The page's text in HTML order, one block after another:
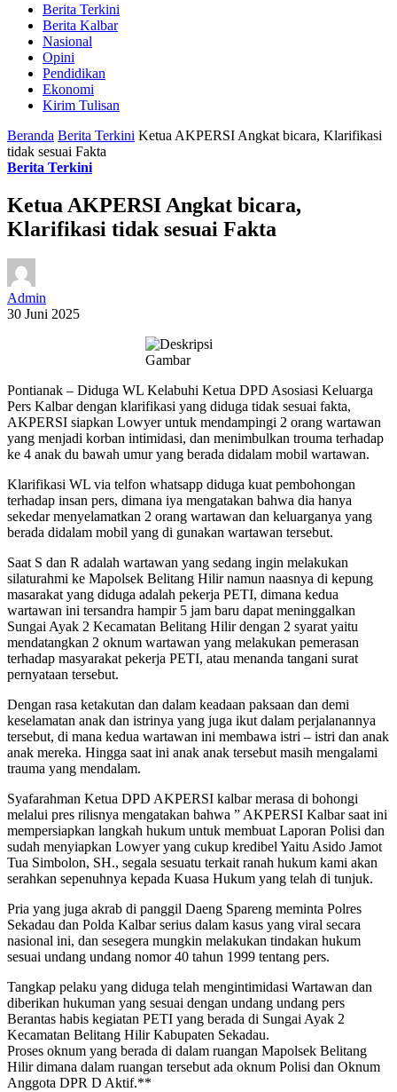
Berita Terkini
Berita Kalbar
Nasional
Opini
Pendidikan
Ekonomi
Kirim Tulisan
Beranda Berita Terkini Ketua AKPERSI Angkat bicara, Klarifikasi
tidak sesuai Fakta
Berita Terkini
Ketua AKPERSI Angkat bicara,
Klarifikasi tidak sesuai Fakta
Admin
30 Juni 2025
Pontianak – Diduga WL Kelabuhi Ketua DPD Asosiasi Keluarga
Pers Kalbar dengan klarifikasi yang diduga tidak sesuai fakta,
AKPERSI siapkan Lowyer untuk mendampingi 2 orang wartawan
yang menjadi korban intimidasi, dan menimbulkan trouma terhadap
ke 4 anak du bawah umur yang berada didalam mobil wartawan.
Klarifikasi WL via telfon whatsapp diduga kuat pembohongan
terhadap insan pers, dimana iya mengatakan bahwa dia hanya
sekedar menyelamatkan 2 orang wartawan dan keluarganya yang
berada didalam mobil yang di gunakan wartawan tersebut.
Saat S dan R adalah wartawan yang sedang ingin melakukan
silaturahmi ke Mapolsek Belitang Hilir namun naasnya di kepung
masarakat yang diduga adalah pekerja PETI, dimana kedua
wartawan ini tersandra hampir 5 jam baru dapat meninggalkan
Sungai Ayak 2 Kecamatan Belitang Hilir dengan 2 syarat yaitu
mendatangkan 2 oknum wartawan yang melakukan pemerasan
terhadap masyarakat pekerja PETI, atau menanda tangani surat
pernyataan tersebut.
Dengan rasa ketakutan dan dalam keadaan paksaan dan demi
keselamatan anak dan istrinya yang juga ikut dalam perjalanannya
tersebut, di mana kedua wartawan ini membawa istri – istri dan anak
anak mereka. Hingga saat ini anak anak tersebut masih mengalami
trauma yang mendalam.
Syafarahman Ketua DPD AKPERSI kalbar merasa di bohongi
melalui pres rilisnya mengatakan bahwa ” AKPERSI Kalbar saat ini
mempersiapkan langkah hukum untuk membuat Laporan Polisi dan
sudah menyiapkan Lowyer yang cukup kredibel Yaitu Asido Jamot
Tua Simbolon, SH., segala sesuatu terkait ranah hukum kami akan
serahkan sepenuhnya kepada Kuasa Hukum yang telah di tunjuk.
Pria yang juga akrab di panggil Daeng Spareng meminta Polres
Sekadau dan Polda Kalbar serius dalam kasus yang viral secara
nasional ini, dan sesegera mungkin melakukan tindakan hukum
sesuai undang undang nomor 40 tahun 1999 tentang pers.
Tangkap pelaku yang diduga telah mengintimidasi Wartawan dan
diberikan hukuman yang sesuai dengan undang undang pers
Berantas habis kegiatan PETI yang berada di Sungai Ayak 2
Kecamatan Belitang Hilir Kabupaten Sekadau.
Proses oknum yang berada di dalam ruangan Mapolsek Belitang
Hilir dimana dalam ruangan tersebut ada oknum Polisi dan Oknum
Anggota DPR D Aktif.**